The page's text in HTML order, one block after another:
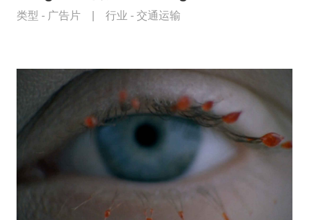
类型 - 广告片 行业 - 交通运输